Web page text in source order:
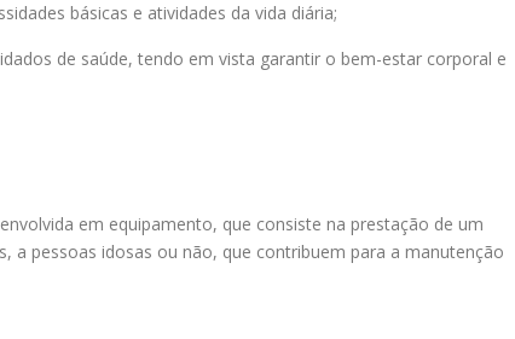
básicas e atividades da vida diária;
de saúde, tendo em vista garantir o bem-estar corporal e
em equipamento, que consiste na prestação de um
a pessoas idosas ou não, que contribuem para a manutenção